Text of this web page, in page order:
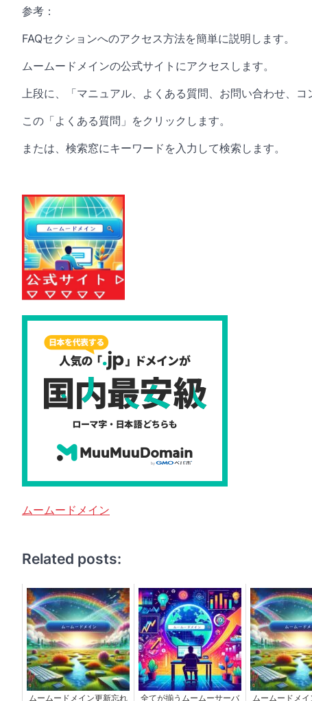
参考：
FAQセクションへのアクセス方法を簡単に説明します。
ムームードメインの公式サイトにアクセスします。
上段に、「マニュアル、よくある質問、お問い合わせ、コ
この「よくある質問」をクリックします。
または、検索窓にキーワードを入力して検索します。
ムームードメイン
Related posts:
ムームードメイン更新忘れ 全てが揃うムームーサーバ ムームードメ